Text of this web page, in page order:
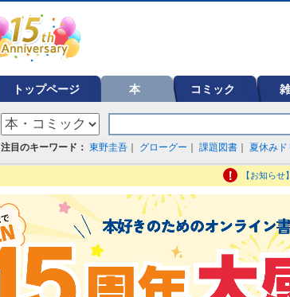
トップページ 本 コミック
注目のキーワード： 東野圭吾 グローグー 課題図書 夏休みド
【お知ら